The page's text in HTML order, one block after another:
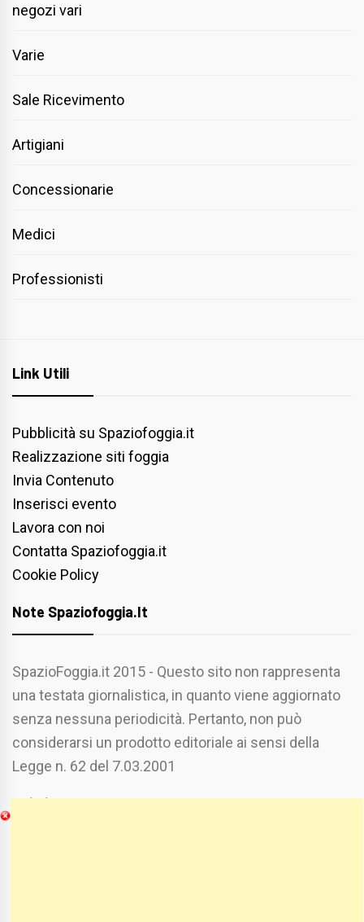
negozi vari
Varie
Sale Ricevimento
Artigiani
Concessionarie
Medici
Professionisti
Link Utili
Pubblicità su Spaziofoggia.it
Realizzazione siti foggia
Invia Contenuto
Inserisci evento
Lavora con noi
Contatta Spaziofoggia.it
Cookie Policy
Note Spaziofoggia.it
SpazioFoggia.it 2015 - Questo sito non rappresenta
una testata giornalistica, in quanto viene aggiornato
senza nessuna periodicità. Pertanto, non può
considerarsi un prodotto editoriale ai sensi della
Legge n. 62 del 7.03.2001
Chi Siamo